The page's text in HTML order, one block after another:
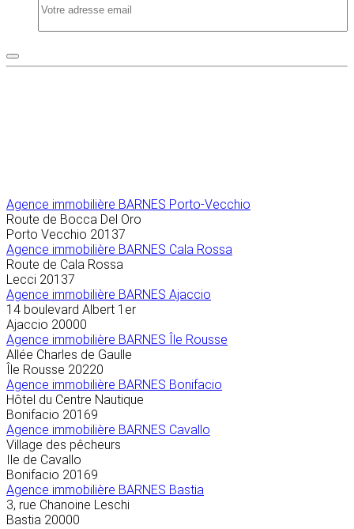
Agence immobilière BARNES Porto-Vecchio
Route de Bocca Del Oro
Porto Vecchio 20137
Agence immobilière BARNES Cala Rossa
Route de Cala Rossa
Lecci 20137
Agence immobilière BARNES Ajaccio
14 boulevard Albert 1er
Ajaccio 20000
Agence immobilière BARNES Île Rousse
Allée Charles de Gaulle
Île Rousse 20220
Agence immobilière BARNES Bonifacio
Hôtel du Centre Nautique
Bonifacio 20169
Agence immobilière BARNES Cavallo
Village des pêcheurs
Ile de Cavallo
Bonifacio 20169
Agence immobilière BARNES Bastia
3, rue Chanoine Leschi
Bastia 20000